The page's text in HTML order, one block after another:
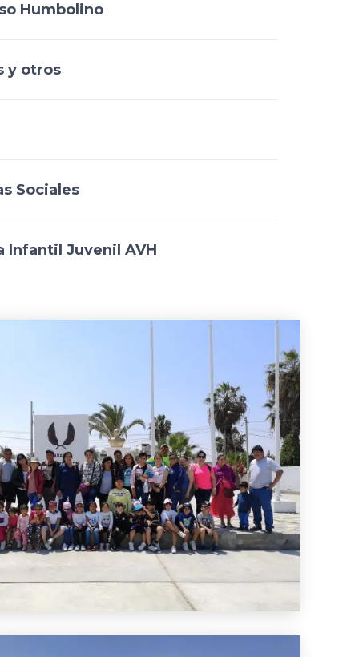
Humbolino
y otros
Sociales
Infantil Juvenil AVH